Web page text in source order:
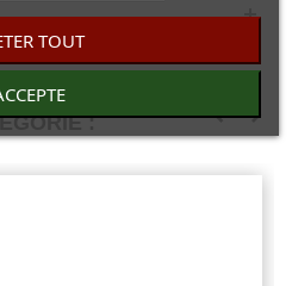
DANS LA MÊME
:
TOUT